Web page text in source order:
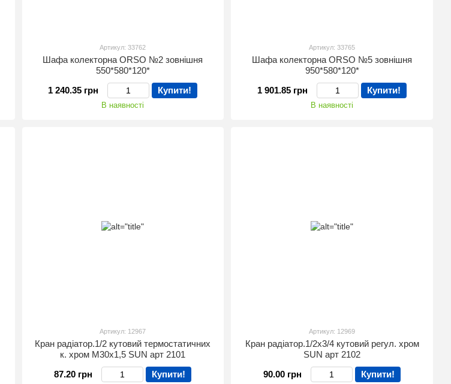
Артикул: 33762
Шафа колекторна ORSO №2 зовнішня
550*580*120*
1 240.35 грн
Купити!
В наявності
Артикул: 33765
Шафа колекторна ORSO №5 зовнішня
950*580*120*
1 901.85 грн
Купити!
В наявності
Артикул: 12967
Кран радіатор.1/2 кутовий термостатичних
к. хром М30х1,5 SUN арт 2101
87.20 грн
Купити!
Артикул: 12969
Кран радіатор.1/2х3/4 кутовий регул. хром
SUN арт 2102
90.00 грн
Купити!